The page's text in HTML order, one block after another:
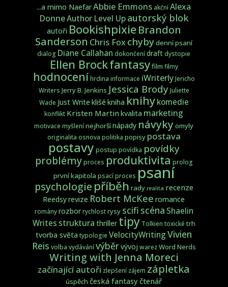
...a mimo NaefarAbbie Emmons akční Alexa
DonneAuthor Level Upautorský blok
autoři BookishpixieBrandon
Sanderson Chris Foxchybydenní psaní
dialog Diane Callahan dokončení draft dystopie
Ellen Brockfantasyfilm filmy
hodnoceníhrdina informace iWriterlyJericho
Writers Jerry B. Jenkins Jessica BrodyJuliette
Wade Just Write klišé kniha knihykomedie
konflikt Kristen Martinkvalita marketing
motivace myšlení nejhoršínápady návyky omyly
originalita osnova politika popisy postava
postavy postup povídka povídky
problémyproces produktivita prolog
první kapitola psací proces psaní
psychologie příběh rady realita recenze
Reedsyrevize Robert McKee romance
rományrozborrychlostrysy scifi scéna Shaelin
Writes struktura thriller tipy Tolkien toxické trh
tvorba světa typologie VelocityWriting Vivien
Reis volba vydávánívýběrvývoj warezWord Nerds
Writing with Jenna Moreci
začínající autoři zlepšení zájem zápletka
úspěch česká fantasyčtenář